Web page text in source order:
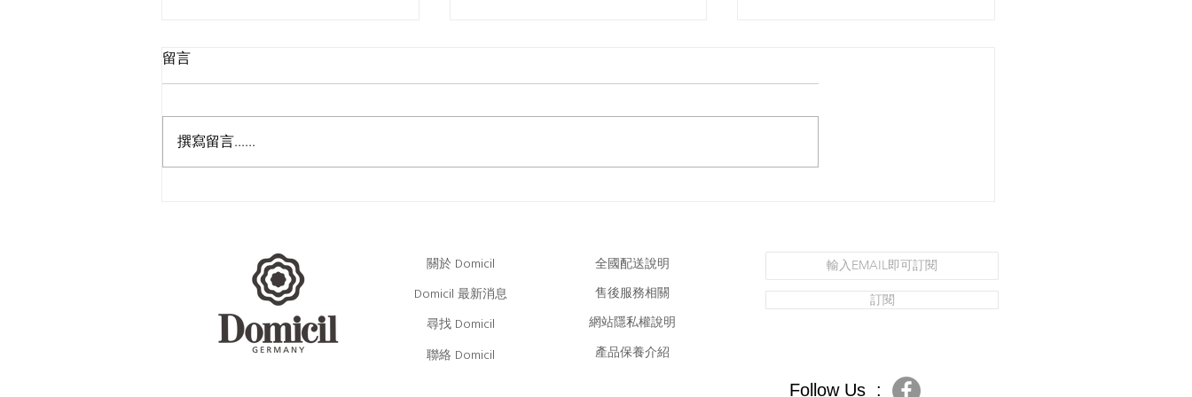
留言
撰寫留言......
關於 Domicil
Domicil 最新消息
尋找 Domicil
聯絡 Domicil
​全國配送說明
售後服務相關
網站隱私權說明
產品保養介紹
訂閱
Follow Us :